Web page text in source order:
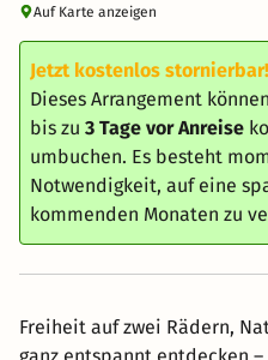
Auf Karte anzeigen
Jetzt kostenlos stornierbar!
Dieses Arrangement
bis zu 3 Tage vor Anreise
umbuchen. Es besteht
Notwendigkeit, auf eine
kommenden Monaten zu
Freiheit auf zwei Rädern,